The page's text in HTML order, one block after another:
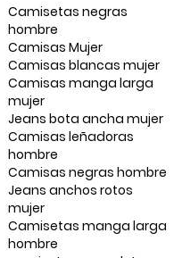
Camisetas negras
hombre
Camisas Mujer
Camisas blancas mujer
Camisas manga larga
mujer
Jeans bota ancha mujer
Camisas leñadoras
hombre
Camisas negras hombre
Jeans anchos rotos
mujer
Camisetas manga larga
hombre